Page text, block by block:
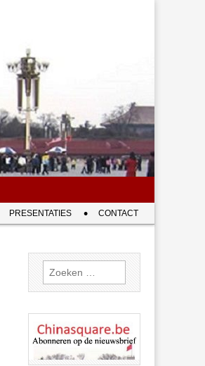
PRESENTATIES CONTACT
Zoeken
naar: